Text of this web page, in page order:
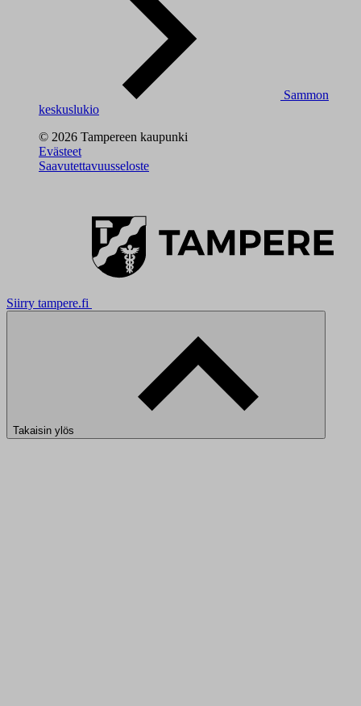
Sammon
keskuslukio
© 2026 Tampereen kaupunki
Evästeet
Saavutettavuusseloste
Siirry tampere.fi
Takaisin ylös